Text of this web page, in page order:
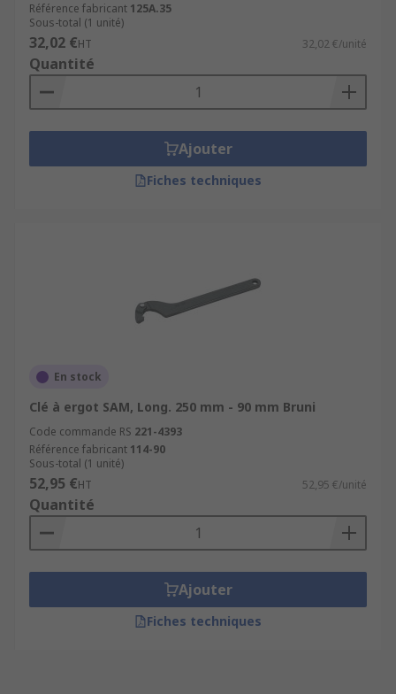
Référence fabricant 125A.35
Sous-total (1 unité)
32,02 €HT 32,02 €/unité
Quantité
Ajouter
Fiches techniques
En stock
Clé à ergot SAM, Long. 250 mm - 90 mm Bruni
Code commande RS 221-4393
Référence fabricant 114-90
Sous-total (1 unité)
52,95 €HT 52,95 €/unité
Quantité
Ajouter
Fiches techniques